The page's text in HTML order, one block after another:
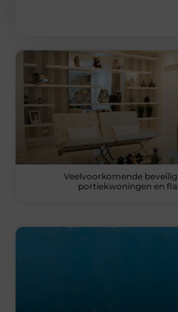
Veelvoorkomende
portiekwoningen en